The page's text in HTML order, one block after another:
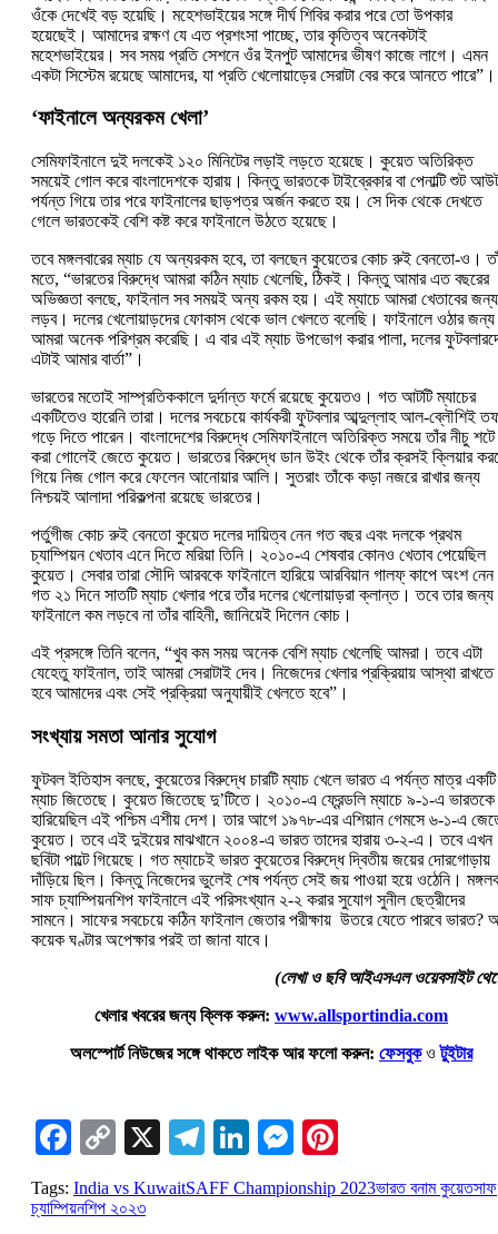
ওঁকে দেখেই বড় হয়েছি। মহেশভাইয়ের সঙ্গে দীর্ঘ শিবির করার পরে তো উপকার
হয়েছেই। আমাদের রক্ষণ যে এত প্রশংসা পাচ্ছে, তার কৃতিত্ব অনেকটাই
মহেশভাইয়ের। সব সময় প্রতি সেশনে ওঁর ইনপুট আমাদের ভীষণ কাজে লাগে। এমন
একটা সিস্টেম রয়েছে আমাদের, যা প্রতি খেলোয়াড়ের সেরাটা বের করে আনতে
‘ফাইনালে অন্যরকম খেলা’
সেমিফাইনালে দুই দলকেই ১২০ মিনিটের লড়াই লড়তে হয়েছে। কুয়েত অতিরিক্ত
সময়েই গোল করে বাংলাদেশকে হারায়। কিন্তু ভারতকে টাইব্রেকার বা পেনাল্টি শুট
পর্যন্ত গিয়ে তার পরে ফাইনালের ছাড়পত্র অর্জন করতে হয়। সে দিক থেকে দেখতে
গেলে ভারতকেই বেশি কষ্ট করে ফাইনালে উঠতে হয়েছে।
তবে মঙ্গলবারের ম্যাচ যে অন্যরকম হবে, তা বলছেন কুয়েতের কোচ রুই বেনতো-ও।
মতে, “ভারতের বিরুদ্ধে আমরা কঠিন ম্যাচ খেলেছি, ঠিকই। কিন্তু আমার এত বছরের
অভিজ্ঞতা বলছে, ফাইনাল সব সময়ই অন্য রকম হয়। এই ম্যাচে আমরা খেতাবের জন্য
লড়ব। দলের খেলোয়াড়দের ফোকাস থেকে ভাল খেলতে বলেছি। ফাইনালে ওঠার জন্য
আমরা অনেক পরিশ্রম করেছি। এ বার এই ম্যাচ উপভোগ করার পালা, দলের
এটাই আমার বার্তা”।
ভারতের মতোই সাম্প্রতিককালে দুর্দান্ত ফর্মে রয়েছে কুয়েতও। গত আটটি ম্যাচের
একটিতেও হারেনি তারা। দলের সবচেয়ে কার্যকরী ফুটবলার আব্দুল্লাহ আল-ব্লৌশিই
গড়ে দিতে পারেন। বাংলাদেশের বিরুদ্ধে সেমিফাইনালে অতিরিক্ত সময়ে তাঁর নীচু শটে
করা গোলেই জেতে কুয়েত। ভারতের বিরুদ্ধে ডান উইং থেকে তাঁর ক্রসই ক্লিয়ার
গিয়ে নিজ গোল করে ফেলেন আনোয়ার আলি। সুতরাং তাঁকে কড়া নজরে রাখার জন্য
নিশ্চয়ই আলাদা পরিকল্পনা রয়েছে ভারতের।
পর্তুগীজ কোচ রুই বেনতো কুয়েত দলের দায়িত্ব নেন গত বছর এবং দলকে প্রথম
চ্যাম্পিয়ন খেতাব এনে দিতে মরিয়া তিনি। ২০১০-এ শেষবার কোনও খেতাব পেয়েছিল
কুয়েত। সেবার তারা সৌদি আরবকে ফাইনালে হারিয়ে আরবিয়ান গালফ্ কাপে অংশ
গত ২১ দিনে সাতটি ম্যাচ খেলার পরে তাঁর দলের খেলোয়াড়রা ক্লান্ত। তবে তার জন্য
ফাইনালে কম লড়বে না তাঁর বাহিনী, জানিয়েই দিলেন কোচ।
এই প্রসঙ্গে তিনি বলেন, “খুব কম সময় অনেক বেশি ম্যাচ খেলেছি আমরা। তবে এটা
যেহেতু ফাইনাল, তাই আমরা সেরাটাই দেব। নিজেদের খেলার প্রক্রিয়ায় আস্থা রাখতে
হবে আমাদের এবং সেই প্রক্রিয়া অনুযায়ীই খেলতে হবে”।
সংখ্যায় সমতা আনার সুযোগ
ফুটবল ইতিহাস বলছে, কুয়েতের বিরুদ্ধে চারটি ম্যাচ খেলে ভারত এ পর্যন্ত মাত্র একটি
ম্যাচ জিতেছে। কুয়েত জিতেছে দু’টিতে। ২০১০-এ ফ্রেন্ডলি ম্যাচে ৯-১-এ ভারতকে
হারিয়েছিল এই পশ্চিম এশীয় দেশ। তার আগে ১৯৭৮-এর এশিয়ান গেমসে ৬-১-এ
কুয়েত। তবে এই দুইয়ের মাঝখানে ২০০৪-এ ভারত তাদের হারায় ৩-২-এ। তবে এখন
ছবিটা পাল্টে গিয়েছে। গত ম্যাচেই ভারত কুয়েতের বিরুদ্ধে দ্বিতীয় জয়ের দোরগোড়ায়
দাঁড়িয়ে ছিল। কিন্তু নিজেদের ভুলেই শেষ পর্যন্ত সেই জয় পাওয়া হয়ে ওঠেনি।
সাফ চ্যাম্পিয়নশিপ ফাইনালে এই পরিসংখ্যান ২-২ করার সুযোগ সুনীল ছেত্রীদের
সামনে। সাফের সবচেয়ে কঠিন ফাইনাল জেতার পরীক্ষায় উতরে যেতে পারবে ভারত?
কয়েক ঘণ্টার অপেক্ষার পরই তা জানা যাবে।
(লেখা ও ছবি আইএসএল ওয়েবসাইট
খেলার খবরের জন্য ক্লিক করুন: www.allsportindia.com
অলস্পোর্ট নিউজের সঙ্গে থাকতে লাইক আর ফলো করুন: ফেসবুকওটুইটার
Facebook
Copy
Link
X Telegram
LinkedIn
Messenger
Tags: India vs KuwaitSAFF Championship 2023ভারত বনাম কুয়েতসাফ
চ্যাম্পিয়নশিপ ২০২৩